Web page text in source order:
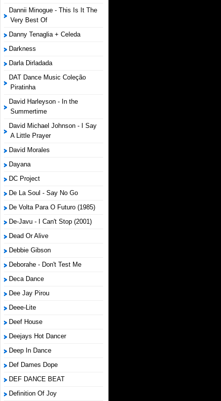
Dannii Minogue - This Is It The
Very Best Of
Danny Tenaglia + Celeda
Darkness
Darla Dirladada
DAT Dance Music Coleção
Piratinha
David Harleyson - In the
Summertime
David Michael Johnson - I Say
A Little Prayer
David Morales
Dayana
DC Project
De La Soul - Say No Go
De Volta Para O Futuro (1985)
De-Javu - I Can't Stop (2001)
Dead Or Alive
Debbie Gibson
Deborahe - Don't Test Me
Deca Dance
Dee Jay Pirou
Deee-Lite
Deef House
Deejays Hot Dancer
Deep In Dance
Def Dames Dope
DEF DANCE BEAT
Definition Of Joy